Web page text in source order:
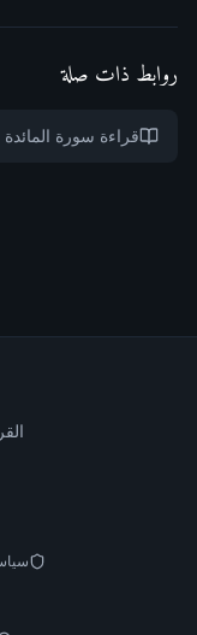
روابط ذات صلة
قراءة سورة المائدة